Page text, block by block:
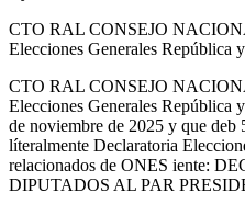
CTO RAL CONSEJO
Elecciones Generales República
CTO RAL CONSEJO
Elecciones Generales República
de noviembre de 2025 y que deb
líteralmente Declaratoria
relacionados de ONES iente:
DIPUTADOS AL PAR